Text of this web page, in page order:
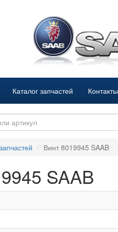
Каталог запчастей Контакты
Винт 8019945 SAAB
SAAB